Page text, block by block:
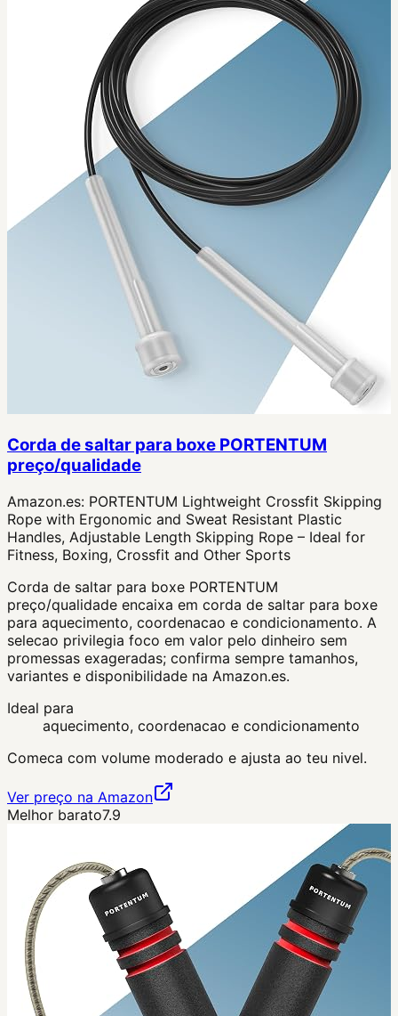
Corda de saltar para boxe PORTENTUM
preço/qualidade
Amazon.es: PORTENTUM Lightweight Crossfit Skipping
Rope with Ergonomic and Sweat Resistant Plastic
Handles, Adjustable Length Skipping Rope – Ideal for
Fitness, Boxing, Crossfit and Other Sports
Corda de saltar para boxe PORTENTUM
preço/qualidade encaixa em corda de saltar para boxe
para aquecimento, coordenacao e condicionamento. A
selecao privilegia foco em valor pelo dinheiro sem
promessas exageradas; confirma sempre tamanhos,
variantes e disponibilidade na Amazon.es.
Ideal para
aquecimento, coordenacao e condicionamento
Comeca com volume moderado e ajusta ao teu nivel.
Ver preço na Amazon
Melhor barato7.9